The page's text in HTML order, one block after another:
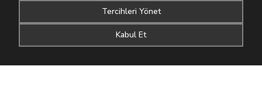
2 ... 17
Tercihleri Yönet
Kabul Et